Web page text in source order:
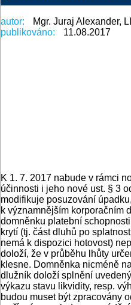
autor:
Mgr. Juraj Alexander,
publikováno:
11.08.2017
K 1. 7. 2017 nabude v rámci
účinnosti i jeho nové ust. § 3
modifikuje posuzování
k významnějším korporačním
domněnku platební
krytí (tj. část dluhů po
nemá k dispozici hotovost)
doloží, že v průběhu lhůty
klesne. Domněnka nicméně
dlužník doloží splnění
výkazu stavu likvidity, resp.
budou muset být zpracovány